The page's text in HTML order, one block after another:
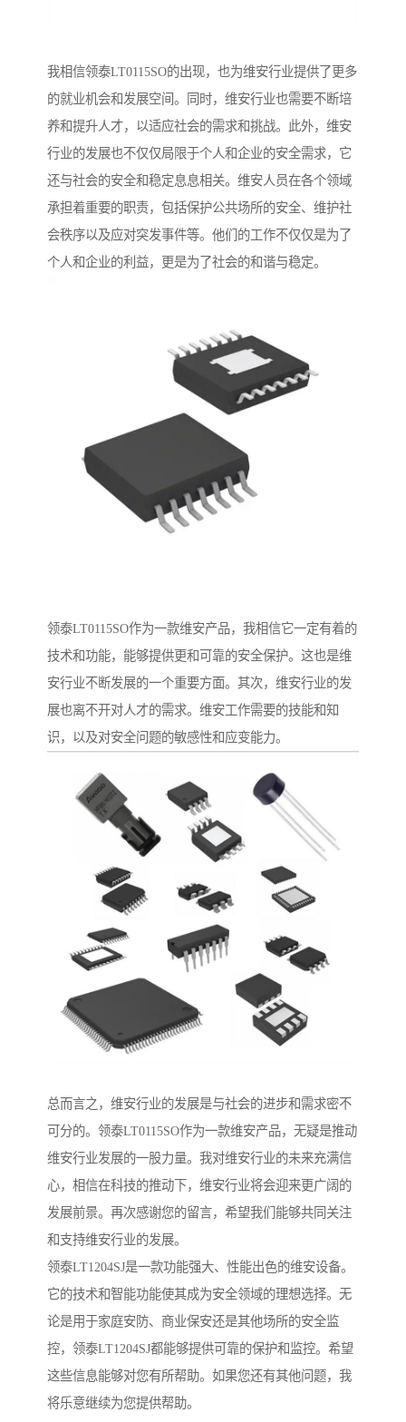
我相信领泰LT0115SO的出现，也为维安行业提供了更多
的就业机会和发展空间。同时，维安行业也需要不断培
养和提升人才，以适应社会的需求和挑战。此外，维安
行业的发展也不仅仅局限于个人和企业的安全需求，它
还与社会的安全和稳定息息相关。维安人员在各个领域
承担着重要的职责，包括保护公共场所的安全、维护社
会秩序以及应对突发事件等。他们的工作不仅仅是为了
个人和企业的利益，更是为了社会的和谐与稳定。
领泰LT0115SO作为一款维安产品，我相信它一定有着的
技术和功能，能够提供更和可靠的安全保护。这也是维
安行业不断发展的一个重要方面。其次，维安行业的发
展也离不开对人才的需求。维安工作需要的技能和知
识，以及对安全问题的敏感性和应变能力。
总而言之，维安行业的发展是与社会的进步和需求密不
可分的。领泰LT0115SO作为一款维安产品，无疑是推动
维安行业发展的一股力量。我对维安行业的未来充满信
心，相信在科技的推动下，维安行业将会迎来更广阔的
发展前景。再次感谢您的留言，希望我们能够共同关注
和支持维安行业的发展。
领泰LT1204SJ是一款功能强大、性能出色的维安设备。
它的技术和智能功能使其成为安全领域的理想选择。无
论是用于家庭安防、商业保安还是其他场所的安全监
控，领泰LT1204SJ都能够提供可靠的保护和监控。希望
这些信息能够对您有所帮助。如果您还有其他问题，我
将乐意继续为您提供帮助。